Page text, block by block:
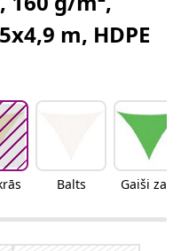
m, HDPE
Balts Gaiši zaļa